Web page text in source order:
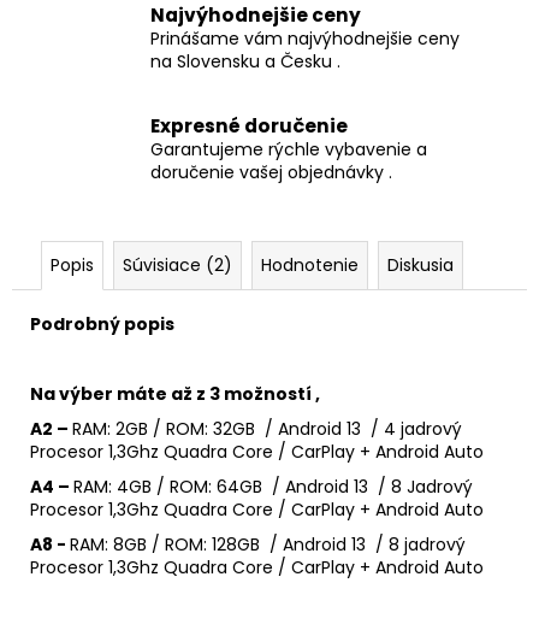
Najvýhodnejšie ceny
Prinášame vám najvýhodnejšie ceny
na Slovensku a Česku .
Expresné doručenie
Garantujeme rýchle vybavenie a
doručenie vašej objednávky .
Popis Súvisiace (2) Hodnotenie Diskusia
Podrobný popis
Na výber máte až z 3 možností ,
A2 – RAM: 2GB / ROM: 32GB / Android 13 / 4 jadrový
Procesor 1,3Ghz Quadra Core / CarPlay + Android Auto
A4 – RAM: 4GB / ROM: 64GB / Android 13 / 8 Jadrový
Procesor 1,3Ghz Quadra Core / CarPlay + Android Auto
A8 - RAM: 8GB / ROM: 128GB / Android 13 / 8 jadrový
Procesor 1,3Ghz Quadra Core / CarPlay + Android Auto